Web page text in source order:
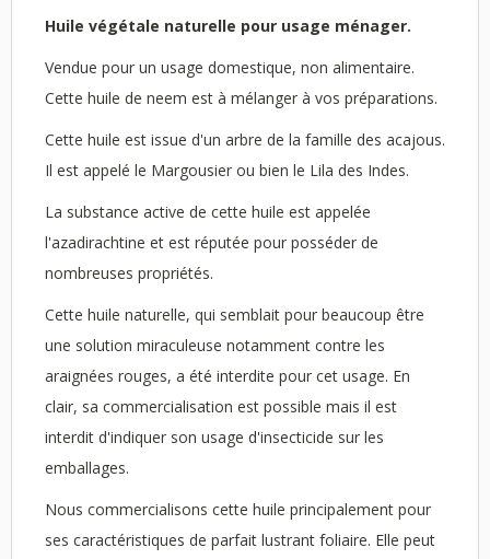
Huile végétale naturelle pour usage ménager.
Vendue pour un usage domestique, non alimentaire.
Cette huile de neem est à mélanger à vos préparations.
Cette huile est issue d'un arbre de la famille des acajous.
Il est appelé le Margousier ou bien le Lila des Indes.
La substance active de cette huile est appelée
l'azadirachtine et est réputée pour posséder de
nombreuses propriétés.
Cette huile naturelle, qui semblait pour beaucoup être
une solution miraculeuse notamment contre les
araignées rouges, a été interdite pour cet usage. En
clair, sa commercialisation est possible mais il est
interdit d'indiquer son usage d'insecticide sur les
emballages.
Nous commercialisons cette huile principalement pour
ses caractéristiques de parfait lustrant foliaire. Elle peut